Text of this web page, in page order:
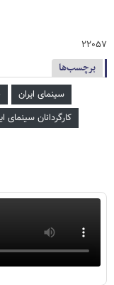
۲۲۰۵۷
برچسب‌ها
سینمای ایران
کارگردانان سینمای